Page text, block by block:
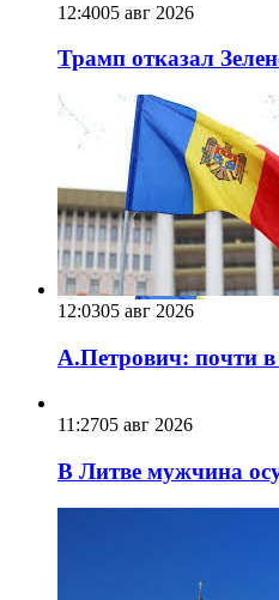
12:4005 авг 2026
Трамп отказал
12:0305 авг 2026
А.Петрович: почти
11:2705 авг 2026
В Литве мужчина